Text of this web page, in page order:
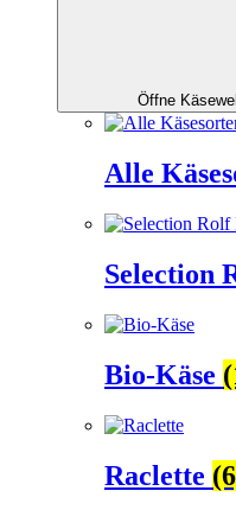
Öffne
Alle
Selection
Bio-Käse
Raclette